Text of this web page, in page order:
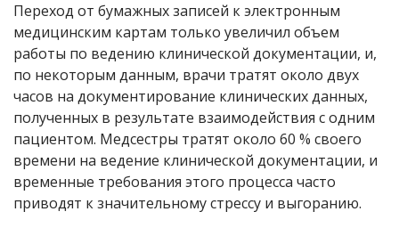
Переход от бумажных записей к электронным
медицинским картам только увеличил объем
работы по ведению клинической документации, и,
по некоторым данным, врачи тратят около двух
часов на документирование клинических данных,
полученных в результате взаимодействия с одним
пациентом. Медсестры тратят около 60 % своего
времени на ведение клинической документации, и
временные требования этого процесса часто
приводят к значительному стрессу и выгоранию.